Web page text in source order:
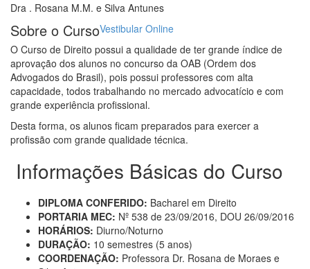
Dra . Rosana M.M. e Silva Antunes
Sobre o CursoVestibular Online
O Curso de Direito possui a qualidade de ter grande índice de
aprovação dos alunos no concurso da OAB (Ordem dos
Advogados do Brasil), pois possui professores com alta
capacidade, todos trabalhando no mercado advocatício e com
grande experiência profissional.
Desta forma, os alunos ficam preparados para exercer a
profissão com grande qualidade técnica.
Informações Básicas do Curso
DIPLOMA CONFERIDO: Bacharel em Direito
PORTARIA MEC: Nº 538 de 23/09/2016, DOU 26/09/2016
HORÁRIOS: Diurno/Noturno
DURAÇÃO: 10 semestres (5 anos)
COORDENAÇÃO: Professora Dr. Rosana de Moraes e